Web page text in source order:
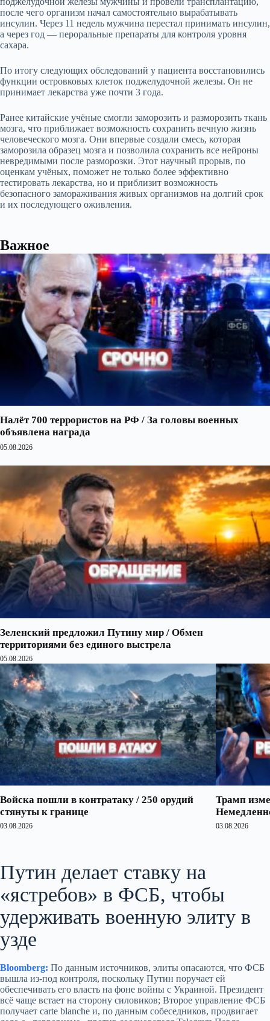
после чего организм начал самостоятельно вырабатывать
инсулин. Через 11 недель мужчина перестал принимать инсулин,
а через год — пероральные препараты для контроля уровня
сахара.
По итогу следующих обследований у пациента восстановились
функции островковых клеток поджелудочной железы. Он не
принимает лекарства уже почти 3 года.
Ранее китайские учёные смогли заморозить и разморозить ткань
мозга, что приближает возможность сохранить вечную жизнь
человеческого мозга. Они впервые создали смесь, которая
заморозила образец мозга и позволила сохранить все нейроны
невредимыми после разморозки. Этот научный прорыв, по
оценкам учёных, поможет не только более эффективно
тестировать лекарства, но и приблизит возможность
безопасного замораживания живых организмов на долгий срок
и их последующего оживления.
Важное
Налёт 700 террористов на РФ / За головы военных
объявлена награда
05.08.2026
Зеленский предложил Путину мир / Обмен
территориями без единого выстрела
05.08.2026
Войска пошли в контратаку / 250 орудий
стянуты к границе
03.08.2026
Трамп
03.08.2026
Путин делает ставку на
«ястребов» в ФСБ, чтобы
удерживать военную элиту в
узде
Bloomberg: По данным источников, элиты опасаются, что ФСБ
вышла из‑под контроля, поскольку Путин поручает ей
обеспечивать его власть на фоне войны с Украиной. Президент
всё чаще встает на сторону силовиков; Второе управление ФСБ
получает carte blanche и, по данным собеседников, продвигает